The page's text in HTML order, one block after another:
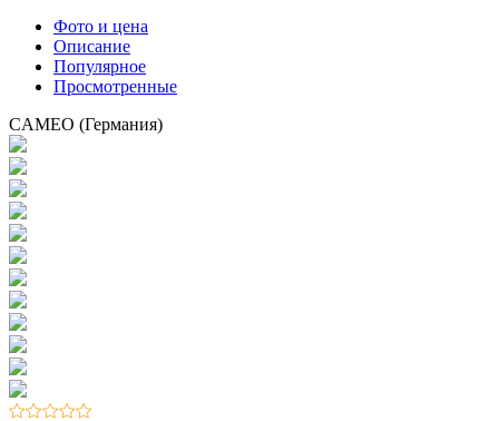
Фото и цена
Описание
Популярное
Просмотренные
CAMEO (Германия)